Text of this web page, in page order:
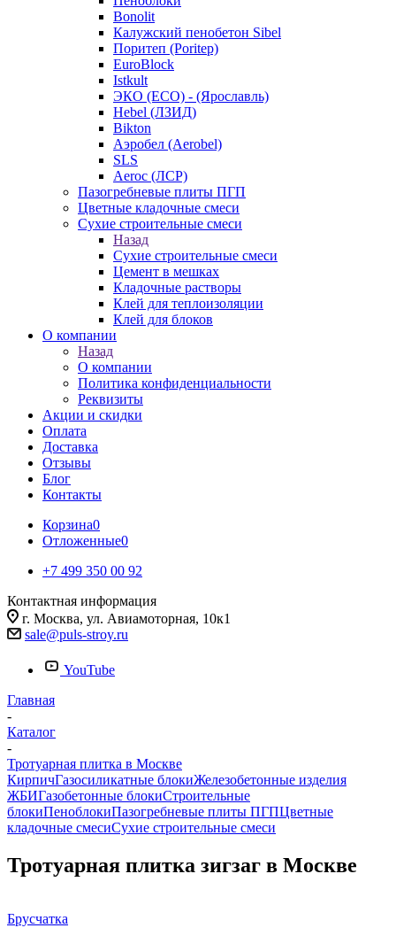
Bonolit
Калужский пенобетон Sibel
Поритеп (Poritep)
EuroBlock
Istkult
ЭКО (ECO) - (Ярославль)
Hebel (ЛЗИД)
Bikton
Аэробел (Aerobel)
SLS
Aeroc (ЛСР)
Пазогребневые плиты ПГП
Цветные кладочные смеси
Сухие строительные смеси
Назад
Сухие строительные смеси
Цемент в мешках
Кладочные растворы
Клей для теплоизоляции
Клей для блоков
О компании
Назад
О компании
Политика конфиденциальности
Реквизиты
Акции и скидки
Оплата
Доставка
Отзывы
Блог
Контакты
Корзина0
Отложенные0
+7 499 350 00 92
Контактная информация
г. Москва, ул. Авиамоторная, 10к1
sale@puls-stroy.ru
YouTube
Главная
-
Каталог
-
Тротуарная плитка в Москве
КирпичГазосиликатные блокиЖелезобетонные изделия
ЖБИГазобетонные блокиСтроительные
блокиПеноблокиПазогребневые плиты ПГПЦветные
кладочные смесиСухие строительные смеси
Тротуарная плитка зигзаг в Москве
Брусчатка